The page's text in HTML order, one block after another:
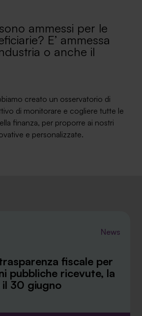
ammessi per le
E’ ammessa
o anche il
creato un osservatorio di
di monitorare e cogliere tutte le
finanza, per proporre ai nostri
e personalizzate.
News
fiscale per
pubbliche ricevute, la
il 30 giugno